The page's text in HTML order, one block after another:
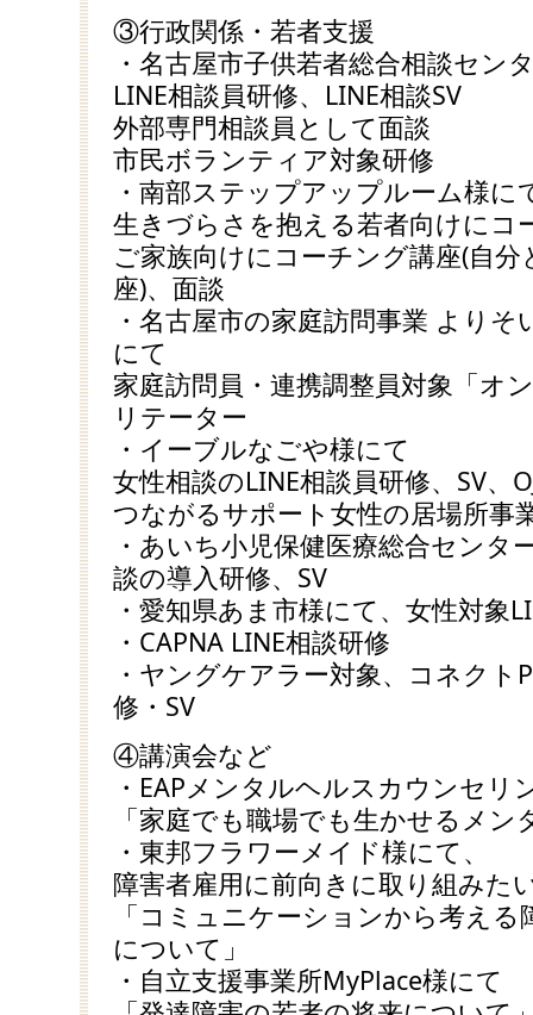
③行政関係・若者支援
・名古屋市子供若者総合相談セン
LINE相談員研修、LINE相談SV
外部専門相談員として面談
市民ボランティア対象研修
・南部ステップアップルーム様に
生きづらさを抱える若者向けにコ
ご家族向けにコーチング講座(自
座)、面談
・名古屋市の家庭訪問事業 より
にて
家庭訪問員・連携調整員対象「オ
リテーター
・イーブルなごや様にて
女性相談のLINE相談員研修、SV、
つながるサポート女性の居場所事
・あいち小児保健医療総合センタ
談の導入研修、SV
・愛知県あま市様にて、女性対象
・CAPNA LINE相談研修
・ヤングケアラー対象、コネクト
修・SV
④講演会など
・EAPメンタルヘルスカウンセリ
「家庭でも職場でも生かせるメ
・東邦フラワーメイド様にて、
障害者雇用に前向きに取り組みた
「コミュニケーションから考え
について」
・自立支援事業所MyPlace様にて